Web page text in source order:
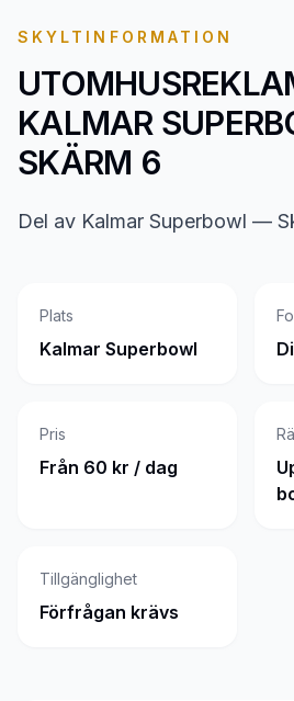
SKYLTINFORMATION
KALMAR
SKÄRM 6
Del av Kalmar Superbowl —
Plats
Kalmar Superbowl
Pris
Från 60 kr / dag
Tillgänglighet
Förfrågan krävs